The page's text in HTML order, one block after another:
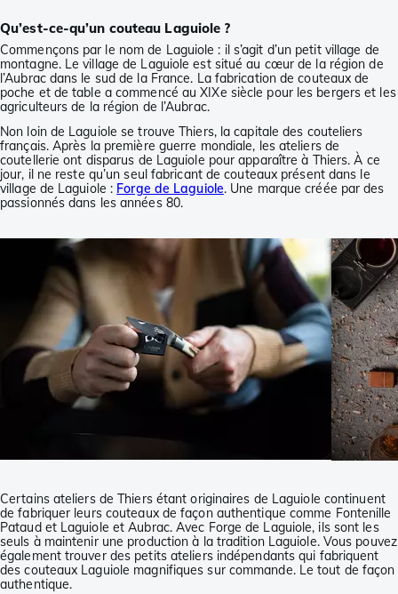
Qu’est-ce-qu’un couteau Laguiole ?
Commençons par le nom de Laguiole : il s’agit d’un petit village de
montagne. Le village de Laguiole est situé au cœur de la région de
l’Aubrac dans le sud de la France. La fabrication de couteaux de
poche et de table a commencé au XIXe siècle pour les bergers et les
agriculteurs de la région de l’Aubrac.
Non loin de Laguiole se trouve Thiers, la capitale des couteliers
français. Après la première guerre mondiale, les ateliers de
coutellerie ont disparus de Laguiole pour apparaître à Thiers. À ce
jour, il ne reste qu’un seul fabricant de couteaux présent dans le
village de Laguiole : Forge de Laguiole. Une marque créée par des
passionnés dans les années 80.
Certains ateliers de Thiers étant originaires de Laguiole continuent
de fabriquer leurs couteaux de façon authentique comme Fontenille
Pataud et Laguiole et Aubrac. Avec Forge de Laguiole, ils sont les
seuls à maintenir une production à la tradition Laguiole. Vous pouvez
également trouver des petits ateliers indépendants qui fabriquent
des couteaux Laguiole magnifiques sur commande. Le tout de façon
authentique.